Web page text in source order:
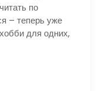
по
– теперь уже
для одних,